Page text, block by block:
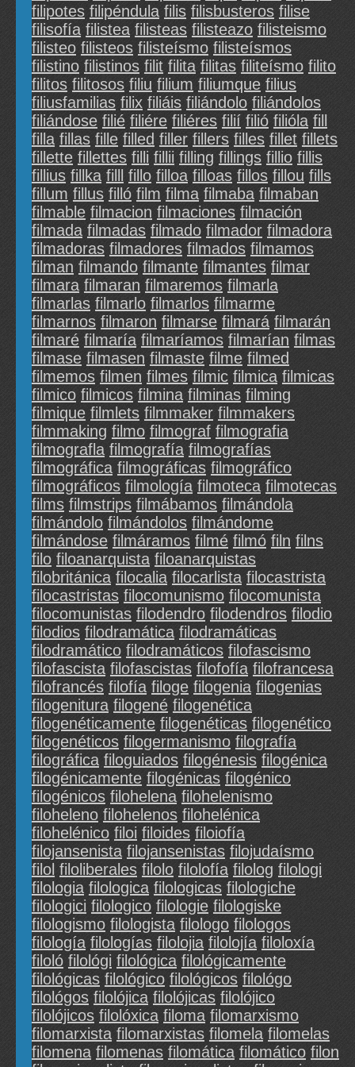
filipotes filipéndula filis filisbusteros filise
filisofía filistea filisteas filisteazo filisteismo
filisteo filisteos filisteísmo filisteísmos
filistino filistinos filit filita filitas filiteísmo filito
filitos filitosos filiu filium filiumque filius
filiusfamilias filix filiáis filiándolo filiándolos
filiándose filié filiére filiéres filií filió filióla fill
filla fillas fille filled filler fillers filles fillet fillets
fillette fillettes filli fillii filling fillings fillio fillis
fillius fillka filll fillo filloa filloas fillos fillou fills
fillum fillus filló film filma filmaba filmaban
filmable filmacion filmaciones filmación
filmada filmadas filmado filmador filmadora
filmadoras filmadores filmados filmamos
filman filmando filmante filmantes filmar
filmara filmaran filmaremos filmarla
filmarlas filmarlo filmarlos filmarme
filmarnos filmaron filmarse filmará filmarán
filmaré filmaría filmaríamos filmarían filmas
filmase filmasen filmaste filme filmed
filmemos filmen filmes filmic filmica filmicas
filmico filmicos filmina filminas filming
filmique filmlets filmmaker filmmakers
filmmaking filmo filmograf filmografia
filmografla filmografía filmografías
filmográfica filmográficas filmográfico
filmográficos filmología filmoteca filmotecas
films filmstrips filmábamos filmándola
filmándolo filmándolos filmándome
filmándose filmáramos filmé filmó filn filns
filo filoanarquista filoanarquistas
filobritánica filocalia filocarlista filocastrista
filocastristas filocomunismo filocomunista
filocomunistas filodendro filodendros filodio
filodios filodramática filodramáticas
filodramático filodramáticos filofascismo
filofascista filofascistas filofofía filofrancesa
filofrancés filofía filoge filogenia filogenias
filogenitura filogené filogenética
filogenéticamente filogenéticas filogenético
filogenéticos filogermanismo filografía
filográfica filoguiados filogénesis filogénica
filogénicamente filogénicas filogénico
filogénicos filohelena filohelenismo
filoheleno filohelenos filohelénica
filohelénico filoi filoides filoiofía
filojansenista filojansenistas filojudaísmo
filol filoliberales filolo filolofía filolog filologi
filologia filologica filologicas filologiche
filologici filologico filologie filologiske
filologismo filologista filologo filologos
filología filologías filolojia filolojía filoloxía
filoló filológi filológica filológicamente
filológicas filológico filológicos filológo
filológos filolójica filolójicas filolójico
filolójicos filolóxica filoma filomarxismo
filomarxista filomarxistas filomela filomelas
filomena filomenas filomática filomático filon